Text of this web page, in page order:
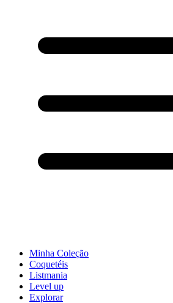
Minha Coleção
Coquetéis
Listmania
Level up
Explorar